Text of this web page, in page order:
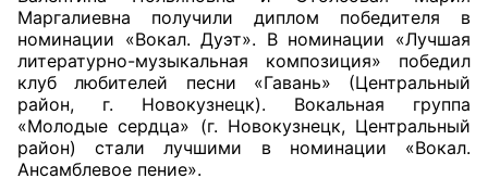
Общественный штаб
Члены ОП КО
Документы ОП КО
Регламент ОП КО
Маргалиевна получили диплом победителя в
номинации «Вокал. Дуэт». В номинации «Лучшая
литературно-музыкальная композиция» победил
клуб любителей песни «Гавань» (Центральный
район, г. Новокузнецк). Вокальная группа
«Молодые сердца» (г. Новокузнецк, Центральный
район) стали лучшими в номинации «Вокал.
Ансамблевое пение».